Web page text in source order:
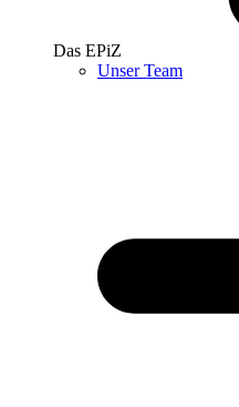
Das EPiZ
Unser Team